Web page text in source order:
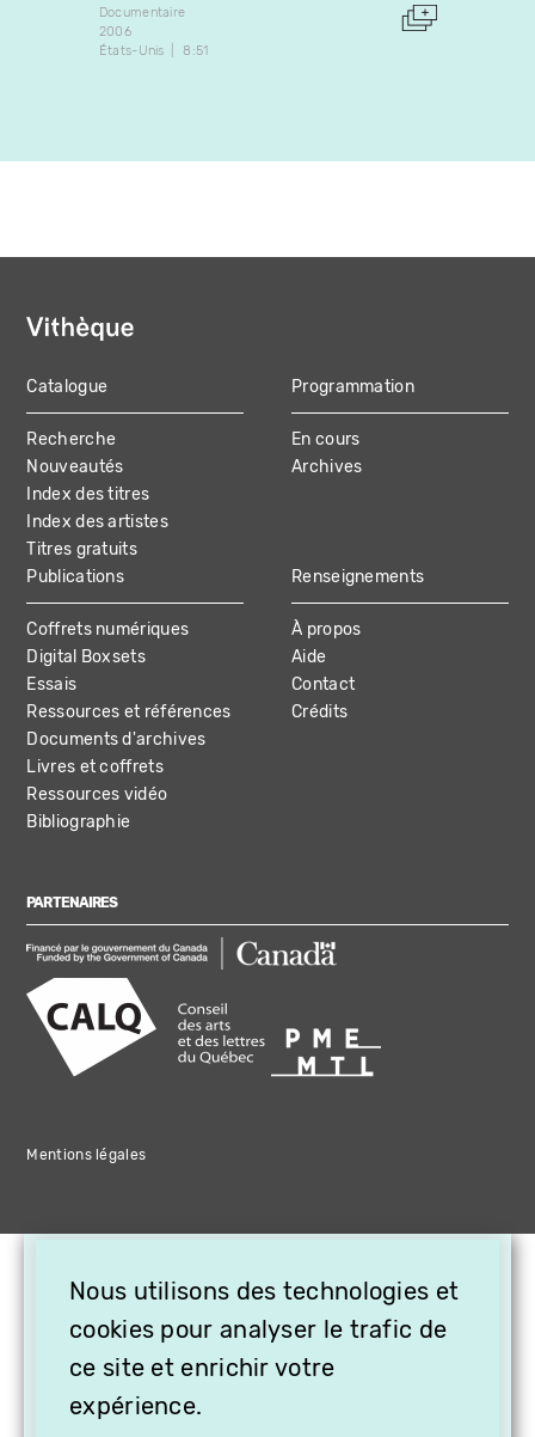
Documentaire
2006
États-Unis
8:51
MAIN
NAVIGATION
Catalogue
Recherche
Nouveautés
Index des titres
Index des artistes
Titres gratuits
Programmation
En cours
Archives
Publications
Coffrets numériques
Digital Boxsets
Essais
Ressources et références
Documents d'archives
Livres et coffrets
Ressources vidéo
Bibliographie
Renseignements
À propos
Aide
Contact
Crédits
PARTENAIRES
Mentions légales
Nous utilisons des technologies et
cookies pour analyser le trafic de
ce site et enrichir votre
expérience.
OFFREZ LA VIDÉO EN
CADEAU, ABONNEZ VOS
PROCHES À VITHÈQUE !